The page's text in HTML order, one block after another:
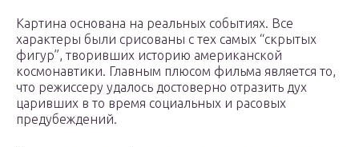
Картина основана на реальных событиях. Все
характеры были срисованы с тех самых “скрытых
фигур”, творивших историю американской
космонавтики. Главным плюсом фильма является то,
что режиссеру удалось достоверно отразить дух
царивших в то время социальных и расовых
предубеждений.